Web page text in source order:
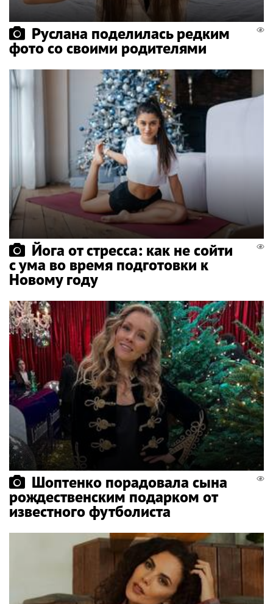
Руслана поделилась редким
фото со своими родителями
Йога от стресса: как не сойти
с ума во время подготовки к
Новому году
Шоптенко порадовала сына
рождественским подарком от
известного футболиста